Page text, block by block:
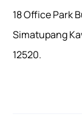
18 Office Park
Simatupang
12520.